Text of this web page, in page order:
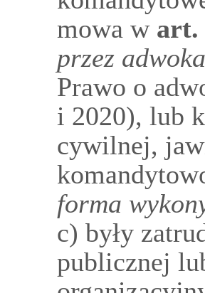
mowa wart.
przez
Prawo o
i 2020), lub
cywilnej,
forma
c) były
publicznej